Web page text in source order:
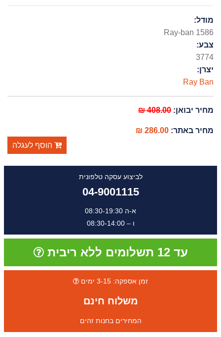
מודל:
Ray-ban 1586
צבע:
3774
יצרן:
Ray Ban
מחיר יבואן:408.00 ₪
מחיר באתר:286.00 ₪
הוסף לעגלה
לביצוע עסקה טלפונית
04-9001115
א-ה 08:30-19:30
ו – 08:30-14:00
עד 12 תשלומים ללא ריבית
זמן אספקה: 3-15 ימים
משלוח חינם
המחירים בחנות זהים